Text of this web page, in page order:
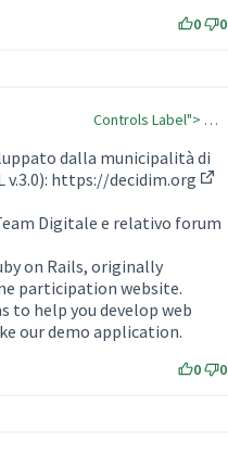
0 0
Controls Label"> …
dalla municipalità di
https://decidim.org
esterno)
Digitale e relativo forum
on Rails, originally
participation website.
to help you develop web
our demo application.
0 0